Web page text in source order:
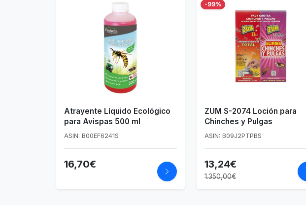
Atrayente Líquido Ecológico
para Avispas 500 ml
ASIN: B00EF6241S
16,70€
-99%
ZUM S-2074 Loción para
Chinches y Pulgas
ASIN: B09J2PTPBS
13,24€
1.350,00€